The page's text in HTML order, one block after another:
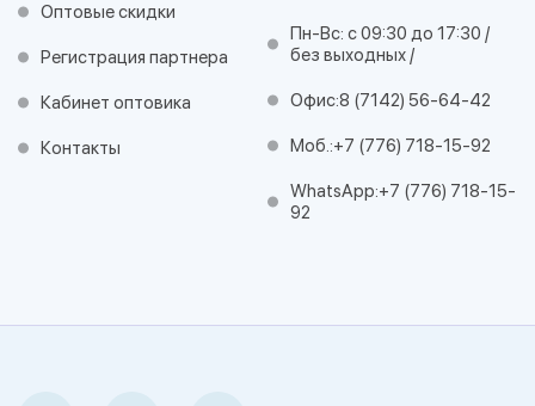
Оптовые скидки
Регистрация партнера
Кабинет оптовика
Контакты
Пн-Вс: с 09:30 до 17:30 /
без выходных /
Офис:8 (7142) 56-64-42
Моб.:+7 (776) 718-15-92
WhatsApp:+7 (776) 718-15-
92